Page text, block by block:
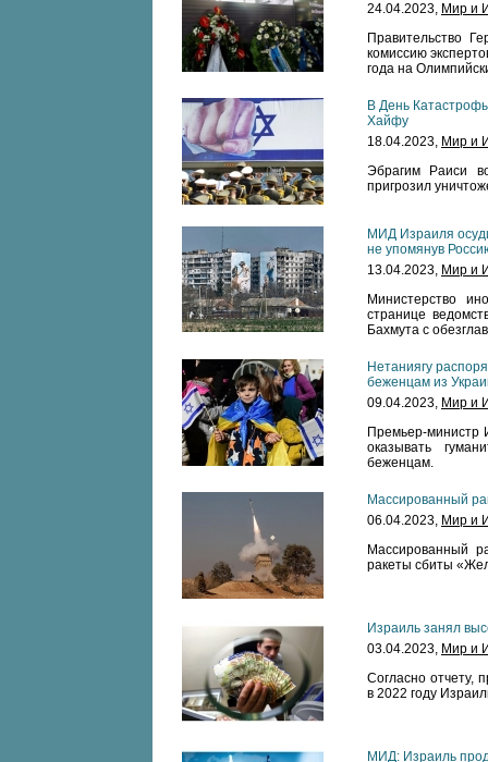
24.04.2023, Мир и
Правительство
комиссию
года на
В День
Хайфу
18.04.2023, Мир и
Эбрагим Раиси
пригрозил
МИД Израиля
не упомянув
13.04.2023, Мир и
Министерство
странице
Бахмута с
Нетаниягу
беженцам из
09.04.2023, Мир и
Премьер-министр
оказывать
беженцам.
Массированный
06.04.2023, Мир и
Массированный
ракеты сбиты
Израиль занял
03.04.2023, Мир и
Согласно отчету,
в 2022 году
МИД: Израиль